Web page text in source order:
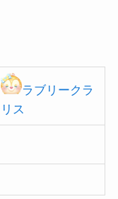
ラブリークラ
リス